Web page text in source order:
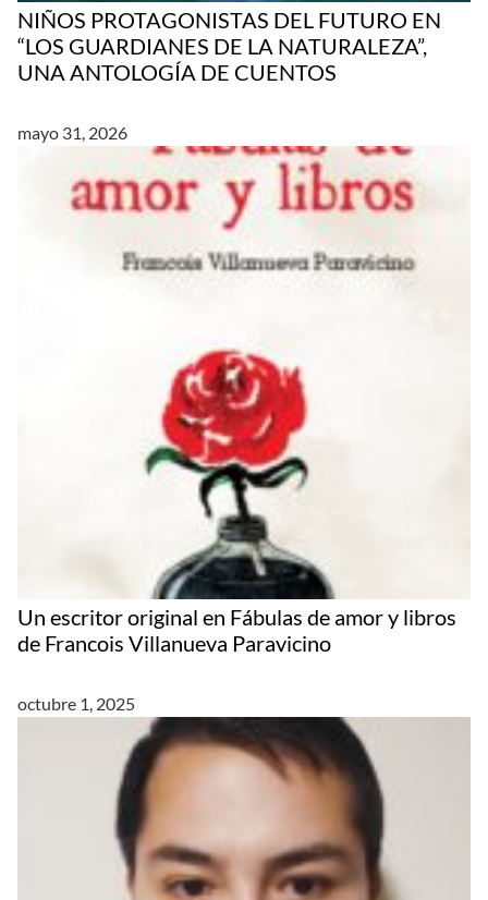
NIÑOS PROTAGONISTAS DEL FUTURO EN
“LOS GUARDIANES DE LA NATURALEZA”,
UNA ANTOLOGÍA DE CUENTOS
mayo 31, 2026
Un escritor original en Fábulas de amor y libros
de Francois Villanueva Paravicino
octubre 1, 2025